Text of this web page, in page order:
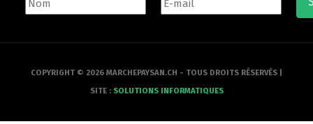
COPYRIGHT © 2026 MARCHEPAYSAN.CH - TOUS DROITS RÉSERVÉS |
SITE : SOLUTIONS INFORMATIQUES